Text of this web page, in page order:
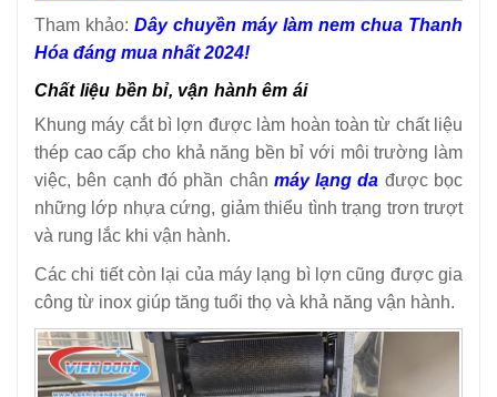
Tham khảo: Dây chuyền máy làm nem chua Thanh
Hóa đáng mua nhất 2024!
Chất liệu bền bỉ, vận hành êm ái
Khung máy cắt bì lợn được làm hoàn toàn từ chất liệu
thép cao cấp cho khả năng bền bỉ với môi trường làm
việc, bên cạnh đó phần chân máy lạng da được bọc
những lớp nhựa cứng, giảm thiểu tình trạng trơn trượt
và rung lắc khi vận hành.
Các chi tiết còn lại của máy lạng bì lợn cũng được gia
công từ inox giúp tăng tuổi thọ và khả năng vận hành.